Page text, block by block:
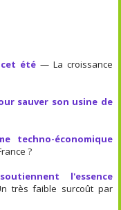
cet été— La croissance
sauver son usine de
techno-économique
?
l'essence
très faible surcoût par